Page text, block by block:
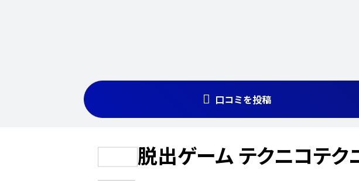
口コミを投稿
脱出ゲーム テクニコテク